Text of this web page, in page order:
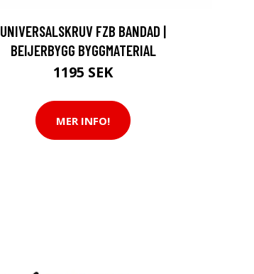
UNIVERSALSKRUV FZB BANDAD |
BEIJERBYGG BYGGMATERIAL
1195 SEK
MER INFO!